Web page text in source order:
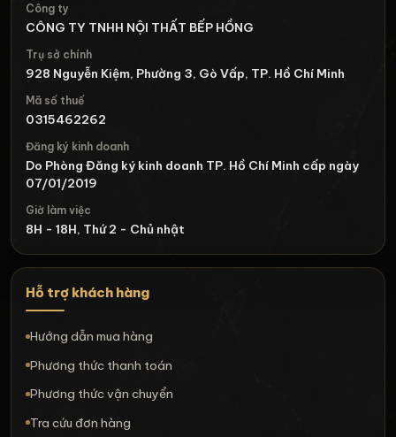
Công ty
CÔNG TY TNHH NỘI THẤT BẾP HỒNG
Trụ sở chính
928 Nguyễn Kiệm, Phường 3, Gò Vấp, TP. Hồ Chí Minh
Mã số thuế
0315462262
Đăng ký kinh doanh
Do Phòng Đăng ký kinh doanh TP. Hồ Chí Minh cấp ngày
07/01/2019
Giờ làm việc
8H - 18H, Thứ 2 - Chủ nhật
Hỗ trợ khách hàng
Hướng dẫn mua hàng
Phương thức thanh toán
Phương thức vận chuyển
Tra cứu đơn hàng